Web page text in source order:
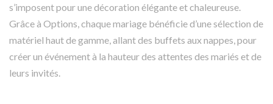
s’imposent pour une décoration élégante et chaleureuse.
Grâce à Options, chaque mariage bénéficie d’une sélection de
matériel haut de gamme, allant des buffets aux nappes, pour
créer un événement à la hauteur des attentes des mariés et de
leurs invités.